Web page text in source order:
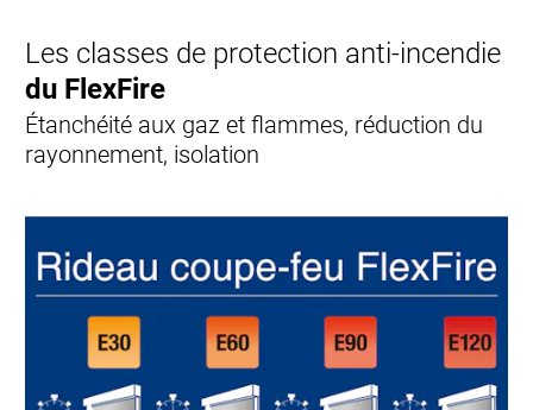
Les classes de protection anti-incendie
du FlexFire
Étanchéité aux gaz et flammes, réduction du
rayonnement, isolation